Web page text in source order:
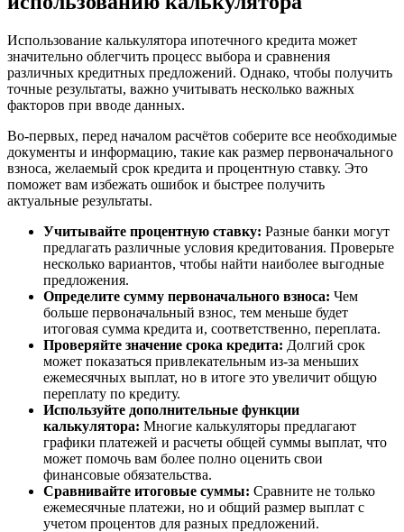
Использование калькулятора ипотечного кредита может
значительно облегчить процесс выбора и сравнения
различных кредитных предложений. Однако, чтобы получить
точные результаты, важно учитывать несколько важных
факторов при вводе данных.
Во-первых, перед началом расчётов соберите все необходимые
документы и информацию, такие как размер первоначального
взноса, желаемый срок кредита и процентную ставку. Это
поможет вам избежать ошибок и быстрее получить
актуальные результаты.
Учитывайте процентную ставку: Разные банки могут
предлагать различные условия кредитования. Проверьте
несколько вариантов, чтобы найти наиболее выгодные
предложения.
Определите сумму первоначального взноса: Чем
больше первоначальный взнос, тем меньше будет
итоговая сумма кредита и, соответственно, переплата.
Проверяйте значение срока кредита: Долгий срок
может показаться привлекательным из-за меньших
ежемесячных выплат, но в итоге это увеличит общую
переплату по кредиту.
Используйте дополнительные функции
калькулятора: Многие калькуляторы предлагают
графики платежей и расчеты общей суммы выплат, что
может помочь вам более полно оценить свои
финансовые обязательства.
Сравнивайте итоговые суммы: Сравните не только
ежемесячные платежи, но и общий размер выплат с
учетом процентов для разных предложений.